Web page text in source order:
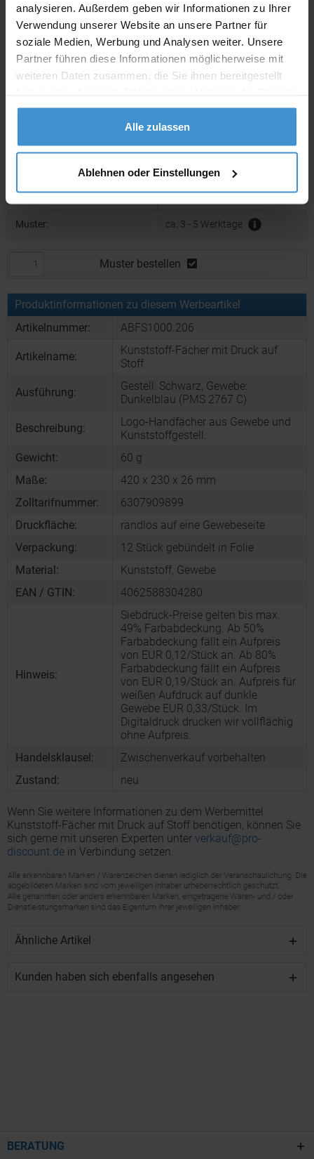
analysieren. Außerdem geben wir Informationen zu Ihrer
Verwendung unserer Website an unsere Partner für
soziale Medien, Werbung und Analysen weiter. Unsere
Partner führen diese Informationen möglicherweise mit
weiteren Daten zusammen, die Sie ihnen bereitgestellt
gesammelt haben.
Alle zulassen
Ablehnen oder Einstellungen
Angebot drucken
Individuelle Anfrage
Artikel mit Werbeanbringung: ca. 4 - 5 Wochen
Muster mit Ihrer
der Produktion:
Muster: ca. 3 - 5 Werktage
Muster bestellen
Produktinformationen zu diesem Werbeartikel
Artikelnummer:
ABFS1000.206
Artikelname:
Kunststoff-Fächer mit Druck auf
Stoff
Ausführung:
Gestell: Schwarz, Gewebe:
Dunkelblau (PMS 2767 C)
Beschreibung:
Logo-Handfächer aus Gewebe und
Kunststoffgestell.
Gewicht:
60 g
Maße:
420 x 230 x 26 mm
Zolltarifnummer:
6307909899
Druckfläche:
randlos auf eine Gewebeseite
Verpackung:
12 Stück gebündelt in Folie
Material:
Kunststoff, Gewebe
EAN / GTIN:
4062588304280
Hinweis:
Siebdruck-Preise gelten bis max.
49% Farbabdeckung. Ab 50%
Farbabdeckung fällt ein Aufpreis
von EUR 0,12/Stück an. Ab 80%
Farbabdeckung fällt ein Aufpreis
von EUR 0,19/Stück an. Aufpreis für
weißen Aufdruck auf dunkle
Gewebe EUR 0,33/Stück. Im
Digitaldruck drucken wir vollflächig
ohne Aufpreis.
Handelsklausel:
Zwischenverkauf vorbehalten
Zustand:
neu
Wenn Sie weitere Informationen zu dem Werbemittel
Kunststoff-Fächer mit Druck auf Stoff benötigen, können Sie
sich gerne mit unseren Experten unter verkauf@pro-
discount.de in Verbindung setzen.
Ähnliche Artikel
Kunden haben sich ebenfalls angesehen
BERATUNG